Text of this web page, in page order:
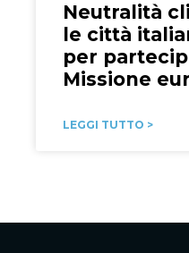
Neutralità
le città
per
Missione
LEGGI TUTTO >